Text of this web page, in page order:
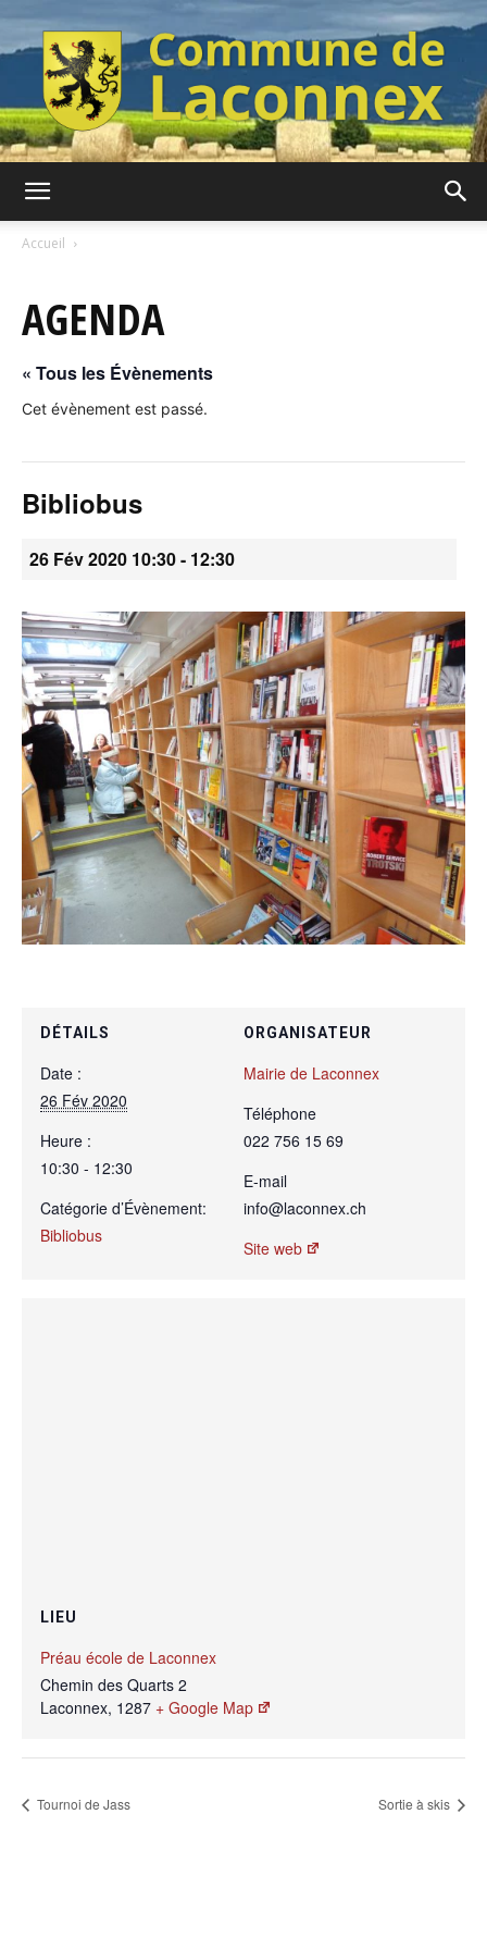
Laconnex
Genève
Accueil
AGENDA
« Tous les Évènements
Cet évènement est passé.
Bibliobus
26 Fév 2020 10:30- 12:30
DÉTAILS
Date :
26 Fév 2020
Heure :
10:30 - 12:30
Catégorie d’Évènement:
Bibliobus
ORGANISATEUR
Mairie de Laconnex
Téléphone
022 756 15 69
E-mail
info@laconnex.ch
Site web
LIEU
Préau école de Laconnex
Chemin des Quarts 2
Laconnex, 1287 + Google Map
Tournoi de Jass Sortie à skis